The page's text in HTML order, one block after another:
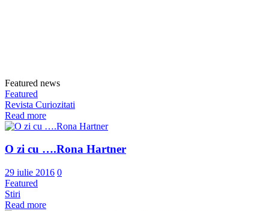
Featured news
Featured
Revista Curiozitati
Read more
O zi cu ….Rona Hartner
29 iulie 2016 0
Featured
Stiri
Read more